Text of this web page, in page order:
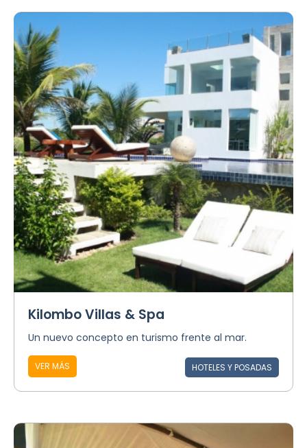
Kilombo Villas & Spa
Un nuevo concepto en turismo frente al mar.
VER MÁS HOTELES Y POSADAS